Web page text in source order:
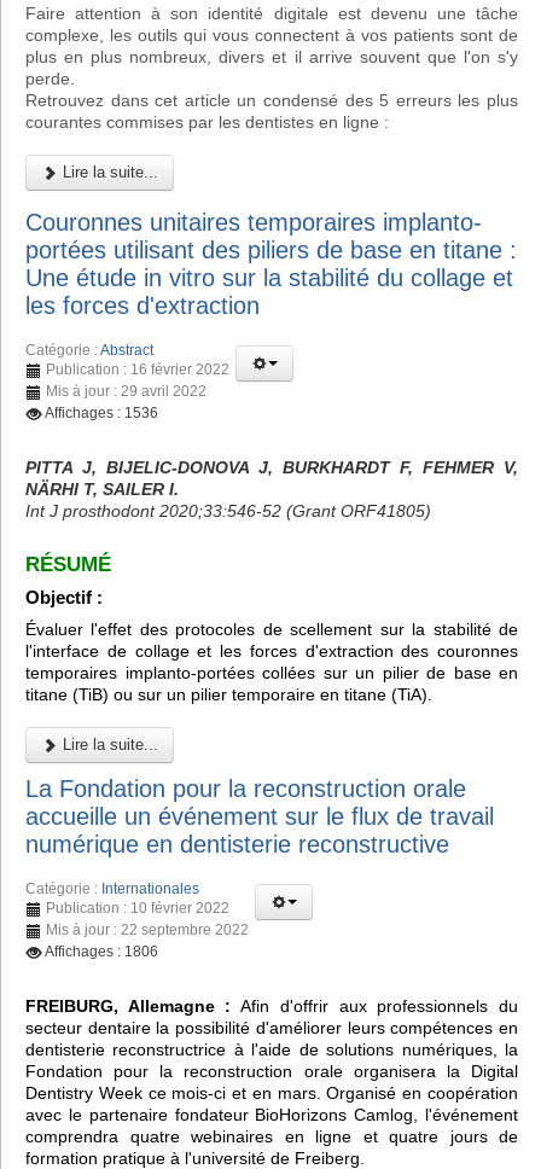
Faire attention à son identité digitale est devenu une tâche
complexe, les outils qui vous connectent à vos patients sont de
plus en plus nombreux, divers et il arrive souvent que l'on s'y
perde.
Retrouvez dans cet article un condensé des 5 erreurs les plus
courantes commises par les dentistes en ligne :
Lire la suite...
Couronnes unitaires temporaires implanto-
portées utilisant des piliers de base en titane :
Une étude in vitro sur la stabilité du collage et
les forces d'extraction
Catégorie :Abstract
Publication : 16 février 2022
Mis à jour : 29 avril 2022
Affichages : 1536
PITTA J, BIJELIC-DONOVA J, BURKHARDT F, FEHMER V,
NÄRHI T, SAILER I.
Int J prosthodont 2020;33:546-52 (Grant ORF41805)
RÉSUMÉ
Objectif :
Évaluer l'effet des protocoles de scellement sur la stabilité de
l'interface de collage et les forces d'extraction des couronnes
temporaires implanto-portées collées sur un pilier de base en
titane (TiB) ou sur un pilier temporaire en titane (TiA).
Lire la suite...
La Fondation pour la reconstruction orale
accueille un événement sur le flux de travail
numérique en dentisterie reconstructive
Catégorie : Internationales
Publication : 10 février 2022
Mis à jour : 22 septembre 2022
Affichages : 1806
FREIBURG, Allemagne : Afin d'offrir aux professionnels du
secteur dentaire la possibilité d'améliorer leurs compétences en
dentisterie reconstructrice à l'aide de solutions numériques, la
Fondation pour la reconstruction orale organisera la Digital
Dentistry Week ce mois-ci et en mars. Organisé en coopération
avec le partenaire fondateur BioHorizons Camlog, l'événement
comprendra quatre webinaires en ligne et quatre jours de
formation pratique à l'université de Freiberg.